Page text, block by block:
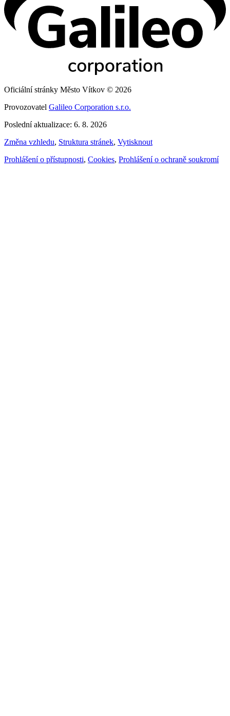
Oficiální stránky Město Vítkov © 2026
Provozovatel Galileo Corporation s.r.o.
Poslední aktualizace: 6. 8. 2026
Změna vzhledu, Struktura stránek, Vytisknout
Prohlášení o přístupnosti, Cookies, Prohlášení o ochraně soukromí